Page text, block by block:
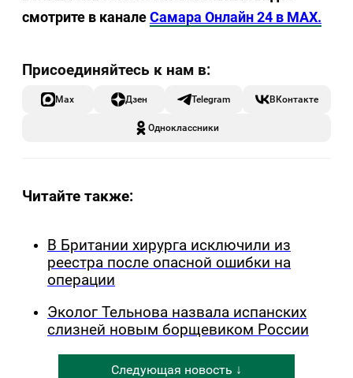
смотрите в каналеСамара Онлайн 24 в MAX.
Max Дзен Telegram ВКонтакте
Одноклассники
Читайте также:
В Британии хирурга исключили из
реестра после опасной ошибки на
операции
Эколог Тельнова назвала испанских
слизней новым борщевиком России
Следующая новость ↓